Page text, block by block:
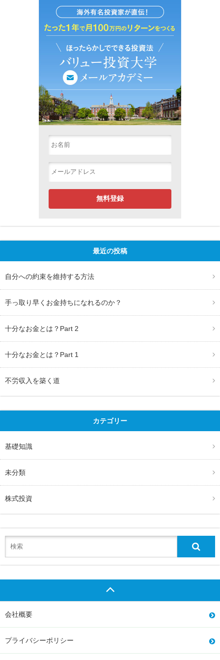
最近の投稿
自分への約束を維持する方法
手っ取り早くお金持ちになれるのか？
十分なお金とは？Part 2
十分なお金とは？Part 1
不労収入を築く道
カテゴリー
基礎知識
未分類
株式投資
会社概要
プライバシーポリシー